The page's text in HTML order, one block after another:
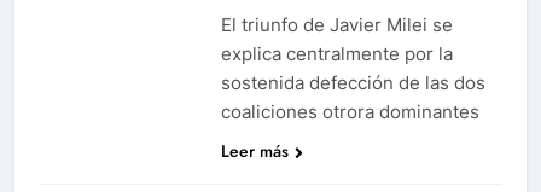
El triunfo de Javier Milei se
explica centralmente por la
sostenida defección de las dos
coaliciones otrora dominantes
Leer más